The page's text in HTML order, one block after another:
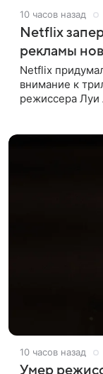
10 часов назад
Netflix
рекламы
Netflix
внимание к
режиссера Луи
10 часов назад
Умер